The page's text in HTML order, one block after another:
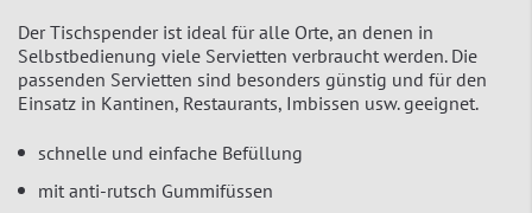
Der Tischspender ist ideal für alle Orte, an denen in
Selbstbedienung viele Servietten verbraucht werden. Die
passenden Servietten sind besonders günstig und für den
Einsatz in Kantinen, Restaurants, Imbissen usw. geeignet.
schnelle und einfache Befüllung
mit anti-rutsch Gummifüssen